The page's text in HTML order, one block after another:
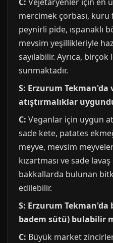
mercimek çorbası,
peynirli pide, ıspanaklı
mevsim yeşillikleriyle
sayılabilir. Ayrıca,
sunmaktadır.
S: Erzurum
atıştırmalıklar
C: Veganlar için uygun
sade kete, patates
meyve, mevsim
kızartması ve sade lavaş
bakkallarda bulunan
edilebilir.
S: Erzurum
badem sütü) bulabilir
C: Büyük market